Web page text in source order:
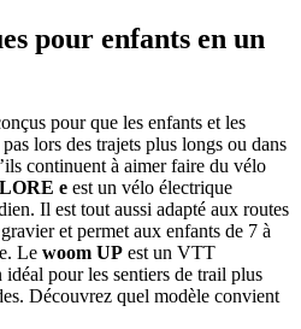
pour enfants en un
pour que les enfants et les
lors des trajets plus longs ou dans
continuent à aimer faire du vélo
e est un vélo électrique
Il est tout aussi adapté aux routes
et permet aux enfants de 7 à
Le woom UP est un VTT
pour les sentiers de trail plus
Découvrez quel modèle convient